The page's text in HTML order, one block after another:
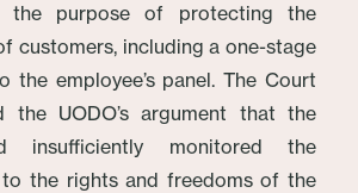
the purpose of protecting the
customers, including a one-stage
the employee’s panel. The Court
the UODO’s argument that the
insufficiently monitored the
the rights and freedoms of the